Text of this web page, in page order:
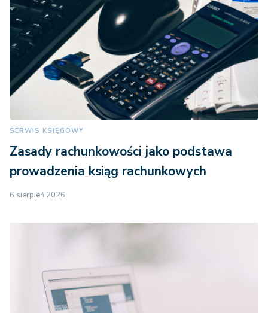
SERWIS KSIĘGOWY
Zasady rachunkowości jako podstawa
prowadzenia ksiąg rachunkowych
6 sierpień 2026